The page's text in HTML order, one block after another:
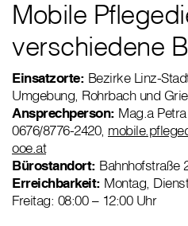
Mobile
verschiedene
Einsatzorte: Bezirke Linz-
Umgebung, Rohrbach und
Ansprechperson: Mag.a
0676/8776-2420,
ooe.at
Bürostandort: Bahnhofstraße
Erreichbarkeit: Montag,
Freitag: 08:00 – 12:00 Uhr